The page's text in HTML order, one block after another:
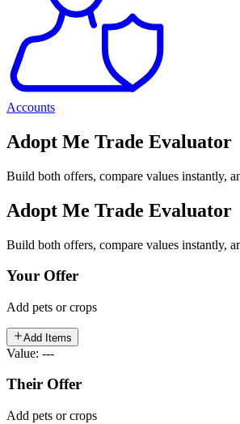
Accounts
Adopt Me Trade Evaluator
Build both offers, compare values instantly,
Adopt Me Trade Evaluator
Build both offers, compare values instantly,
Your Offer
Add pets or crops
Add Items
Value: ---
Their Offer
Add pets or crops